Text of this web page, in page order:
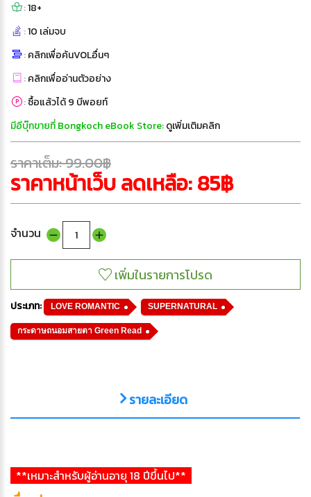
:18+
:10 เล่มจบ
:คลิกเพื่อค้นVOLอื่นๆ
:คลิกเพื่ออ่านตัวอย่าง
:ซื้อแล้วได้ 9 บีพอยท์
มีอีบุ๊กขายที่ Bongkoch eBook Store:ดูเพิ่มเติมคลิก
ราคาเต็ม: 99.00฿
ราคาหน้าเว็บ ลดเหลือ: 85฿
จำนวน
ประเภท: LOVE ROMANTIC SUPERNATURAL
กระดาษถนอมสายตา Green Read
รายละเอียด
**เหมาะสำหรับผู้อ่านอายุ 18 ปีขึ้นไป**